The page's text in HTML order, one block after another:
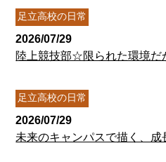
足立高校の日常
2026/07/29
陸上競技部☆限られた環境だ
足立高校の日常
2026/07/29
未来のキャンパスで描く、成